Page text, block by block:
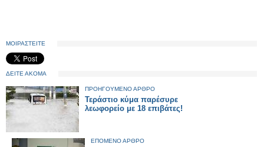
ΜΟΙΡΑΣΤΕΙΤΕ
ΔΕΙΤΕ ΑΚΟΜΑ
ΠΡΟΗΓΟΥΜΕΝΟ ΑΡΘΡΟ
Τεράστιο κύμα παρέσυρε
λεωφορείο με 18 επιβάτες!
ΕΠΟΜΕΝΟ ΑΡΘΡΟ